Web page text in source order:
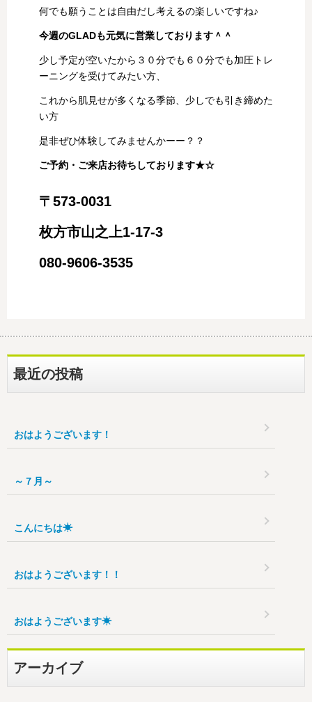
何でも願うことは自由だし考えるの楽しいですね♪
今週のGLADも元気に営業しております＾＾
少し予定が空いたから３０分でも６０分でも加圧トレ
ーニングを受けてみたい方、
これから肌見せが多くなる季節、少しでも引き締めた
い方
是非ぜひ体験してみませんかーー？？
ご予約・ご来店お待ちしております★☆
〒573-0031
枚方市山之上1-17-3
080-9606-3535
最近の投稿
おはようございます！
～７月～
こんにちは☀
おはようございます！！
おはようございます☀
アーカイブ